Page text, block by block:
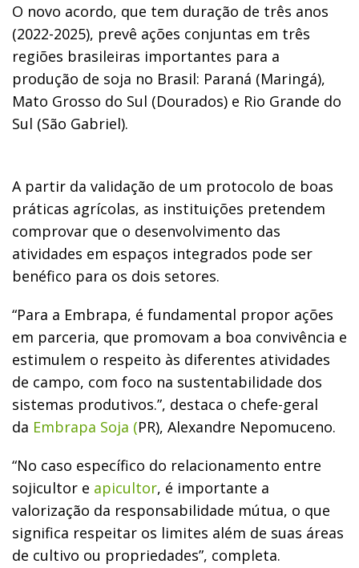
O novo acordo, que tem duração de três anos
(2022-2025), prevê ações conjuntas em três
regiões brasileiras importantes para a
produção de soja no Brasil: Paraná (Maringá),
Mato Grosso do Sul (Dourados) e Rio Grande do
Sul (São Gabriel).
A partir da validação de um protocolo de boas
práticas agrícolas, as instituições pretendem
comprovar que o desenvolvimento das
atividades em espaços integrados pode ser
benéfico para os dois setores.
“Para a Embrapa, é fundamental propor ações
em parceria, que promovam a boa convivência e
estimulem o respeito às diferentes atividades
de campo, com foco na sustentabilidade dos
sistemas produtivos.”, destaca o chefe-geral
da Embrapa Soja (PR), Alexandre Nepomuceno.
“No caso específico do relacionamento entre
sojicultor e apicultor, é importante a
valorização da responsabilidade mútua, o que
significa respeitar os limites além de suas áreas
de cultivo ou propriedades”, completa.